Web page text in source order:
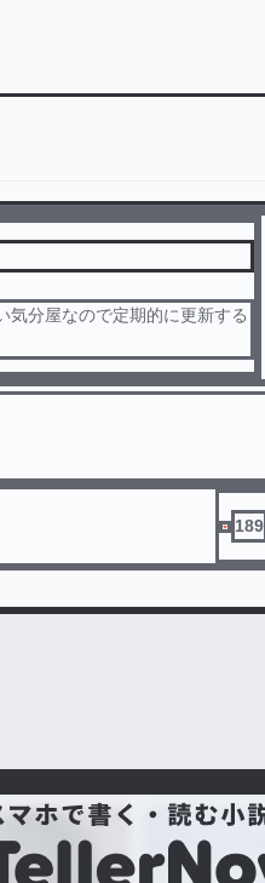
気分屋なので定期的に更新する
189